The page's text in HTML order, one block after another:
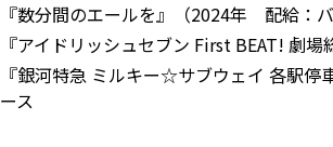
『数分間のエールを』（2024年 配給：
『アイドリッシュセブン First BEAT! 劇
『銀河特急 ミルキー☆サブウェイ 各駅
ース